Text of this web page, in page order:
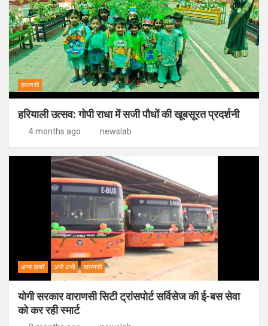
वाराणसी
हरियाली उत्सव: गोपी राधा में सजी पौधों की खूबसूरत प्रदर्शनी
4 months ago newslab
अन्य ख़बरें अभी अभी वाराणसी
योगी सरकार वाराणसी सिटी ट्रांसपोर्ट सर्विसेज की ई-बस सेवा
को कर रही स्मार्ट